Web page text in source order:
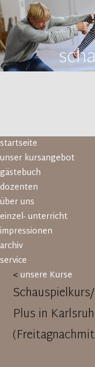
Navigation
überspringen
startseite
unser kursangebot
gästebuch
dozenten
über uns
einzel- unterricht
impressionen
archiv
service
<unsere Kurse
Plus in